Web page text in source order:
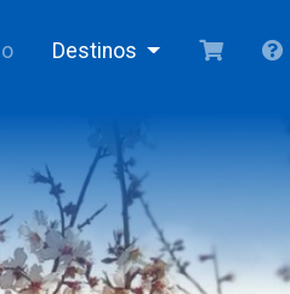
Destinos